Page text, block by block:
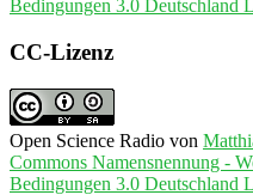
Bedingungen 3.0 Deutschland
CC-Lizenz
Open Science Radio von
Commons Namensnennung -
Bedingungen 3.0 Deutschland